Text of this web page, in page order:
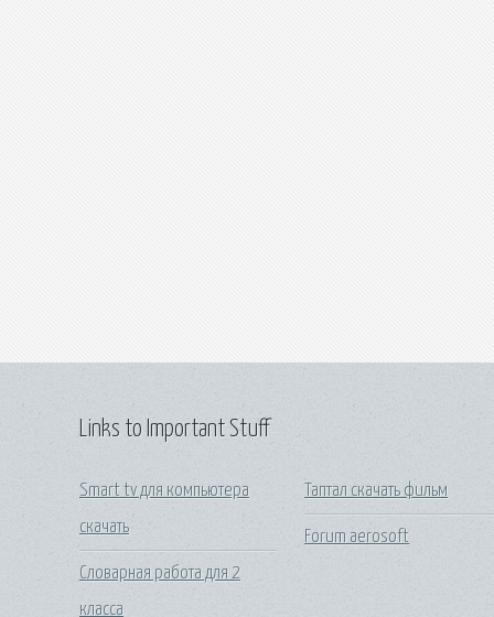
Links to Important Stuff
Smart tv для компьютера
скачать
Словарная работа для 2
класса
Таптал скачать фильм
Forum aerosoft